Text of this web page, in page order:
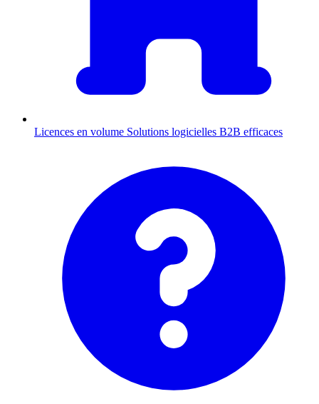
Licences en volume Solutions logicielles B2B efficaces